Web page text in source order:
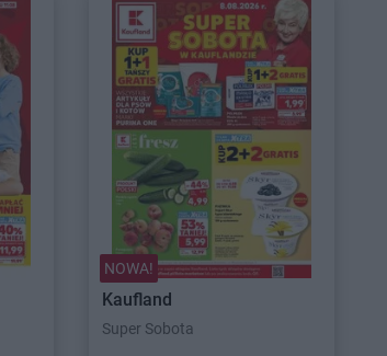
NOWA!
Kaufland
Super Sobota